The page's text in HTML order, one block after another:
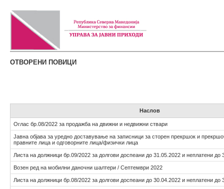
ОТВОРЕНИ ПОВИЦИ
Наслов
Оглас бр.08/2022 за продажба на движни и недвижни ствари
Јавна објава за уредно доставување на записници за сторен прекршок и
правните лица и одговорните лица/физички лица
Листа на должници бр.09/2022 за долгови доспеани до 31.05.2022 и неплатени до
Возен ред на мобилни даночни шалтери / Септември 2022
Листа на должници бр.08/2022 за долгови доспеани до 30.04.2022 и неплатени до